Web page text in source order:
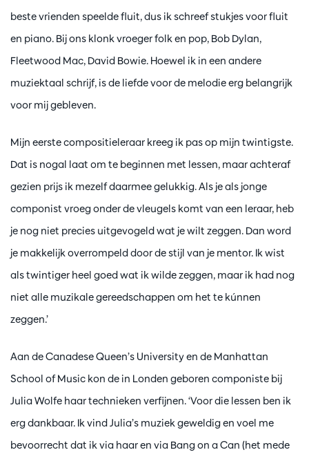
beste vrienden speelde fluit, dus ik schreef stukjes voor fluit
en piano. Bij ons klonk vroeger folk en pop, Bob Dylan,
Fleetwood Mac, David Bowie. Hoewel ik in een andere
muziektaal schrijf, is de liefde voor de melodie erg belangrijk
voor mij gebleven.
Mijn eerste compositieleraar kreeg ik pas op mijn twintigste.
Dat is nogal laat om te beginnen met lessen, maar achteraf
gezien prijs ik mezelf daarmee gelukkig. Als je als jonge
componist vroeg onder de vleugels komt van een leraar, heb
je nog niet precies uitgevogeld wat je wilt zeggen. Dan word
je makkelijk overrompeld door de stijl van je mentor. Ik wist
als twintiger heel goed wat ik wilde zeggen, maar ik had nog
niet alle muzikale gereedschappen om het te kúnnen
zeggen.’
Aan de Canadese Queen’s University en de Manhattan
School of Music kon de in Londen geboren componiste bij
Julia Wolfe haar technieken verfijnen. ‘Voor die lessen ben ik
erg dankbaar. Ik vind Julia’s muziek geweldig en voel me
bevoorrecht dat ik via haar en via Bang on a Can (het mede